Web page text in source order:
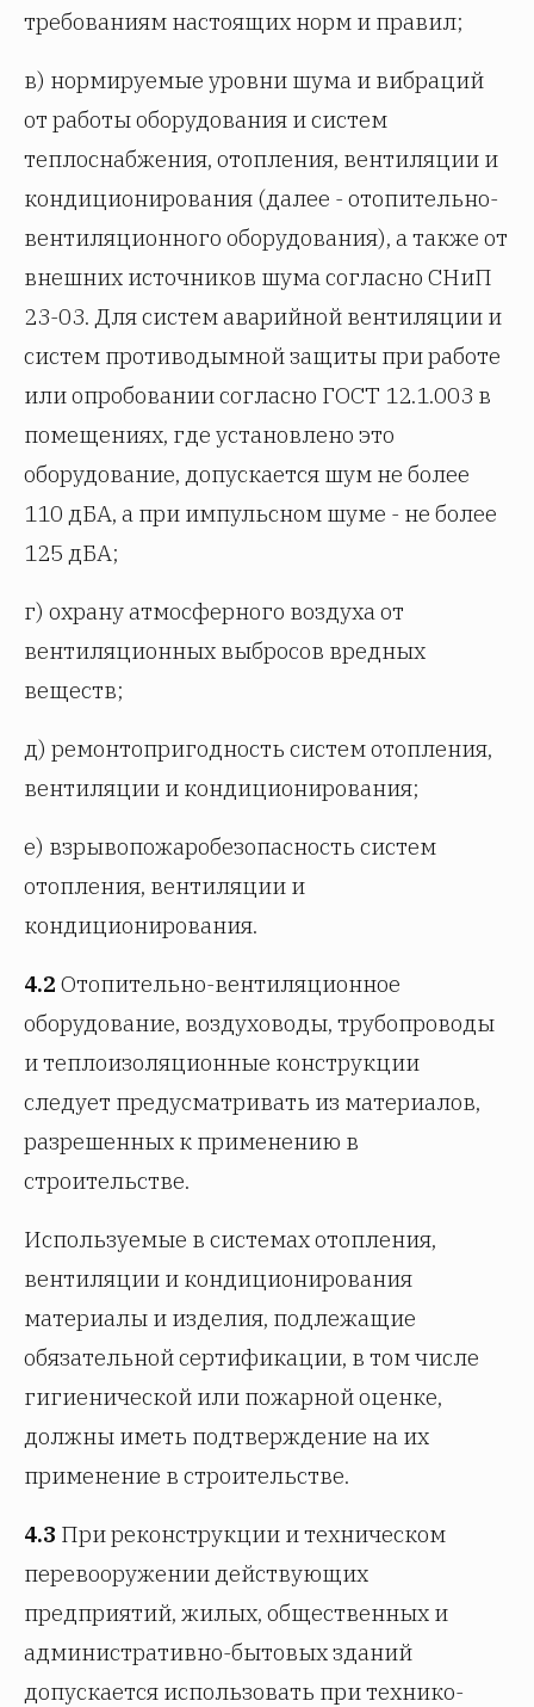
требованиям настоящих норм и правил;
в) нормируемые уровни шума и вибраций
от работы оборудования и систем
теплоснабжения, отопления, вентиляции и
кондиционирования (далее - отопительно-
вентиляционного оборудования), а также от
внешних источников шума согласно СНиП
23-03. Для систем аварийной вентиляции и
систем противодымной защиты при работе
или опробовании согласно ГОСТ 12.1.003 в
помещениях, где установлено это
оборудование, допускается шум не более
110 дБА, а при импульсном шуме - не более
125 дБА;
г) охрану атмосферного воздуха от
вентиляционных выбросов вредных
веществ;
д) ремонтопригодность систем отопления,
вентиляции и кондиционирования;
е) взрывопожаробезопасность систем
отопления, вентиляции и
кондиционирования.
4.2 Отопительно-вентиляционное
оборудование, воздуховоды, трубопроводы
и теплоизоляционные конструкции
следует предусматривать из материалов,
разрешенных к применению в
строительстве.
Используемые в системах отопления,
вентиляции и кондиционирования
материалы и изделия, подлежащие
обязательной сертификации, в том числе
гигиенической или пожарной оценке,
должны иметь подтверждение на их
применение в строительстве.
4.3 При реконструкции и техническом
перевооружении действующих
предприятий, жилых, общественных и
административно-бытовых зданий
допускается использовать при технико-